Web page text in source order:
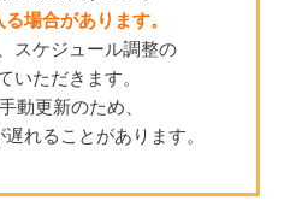
場合があります。
スケジュール調整の
いただきます。
動更新のため、
れることがあります。